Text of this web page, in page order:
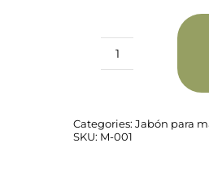
Bálsamo
natural
y
trufa
Categories: Jabón para
SKU: M-001